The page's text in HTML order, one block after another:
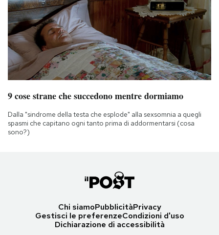
9 cose strane che succedono mentre dormiamo
Dalla "sindrome della testa che esplode" alla sexsomnia a quegli
spasmi che capitano ogni tanto prima di addormentarsi (cosa
sono?)
Chi siamoPubblicitàPrivacy
Gestisci le preferenzeCondizioni d'uso
Dichiarazione di accessibilità